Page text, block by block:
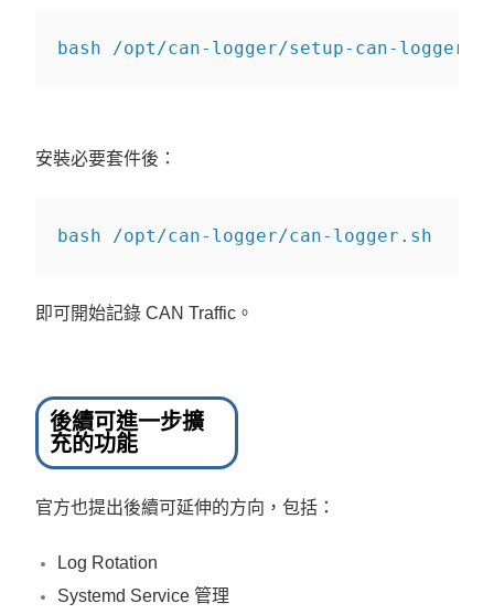
bash /opt/can-logger/setup-can-
安裝必要套件後：
bash /opt/can-logger/can-logger.sh
即可開始記錄 CAN Traffic。
後續可進一步擴
充的功能
官方也提出後續可延伸的方向，包括：
Log Rotation
Systemd Service 管理